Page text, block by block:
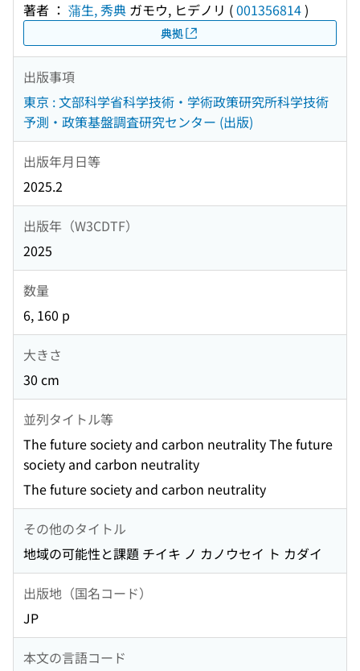
著者 ： 蒲生, 秀典 ガモウ, ヒデノリ (001356814)
典拠
出版事項
東京 : 文部科学省科学技術・学術政策研究所科学技術
予測・政策基盤調査研究センター (出版)
出版年月日等
2025.2
出版年（W3CDTF）
2025
数量
6, 160 p
大きさ
30 cm
並列タイトル等
The future society and carbon neutrality The future
society and carbon neutrality
The future society and carbon neutrality
その他のタイトル
地域の可能性と課題 チイキ ノ カノウセイ ト カダイ
出版地（国名コード）
JP
本文の言語コード